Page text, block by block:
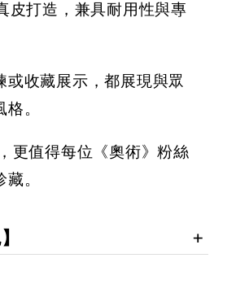
加入購物車
皮打造，兼具耐用性與專
或收藏展示，都展現與眾
。
更值得每位《奧術》粉絲
。